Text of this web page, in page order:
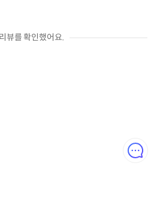
뷰를 확인했어요.